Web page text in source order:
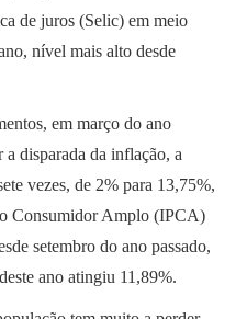
de juros (Selic) em meio
nível mais alto desde
em março do ano
disparada da inflação, a
vezes, de 2% para 13,75%,
Consumidor Amplo (IPCA)
setembro do ano passado,
ano atingiu 11,89%.